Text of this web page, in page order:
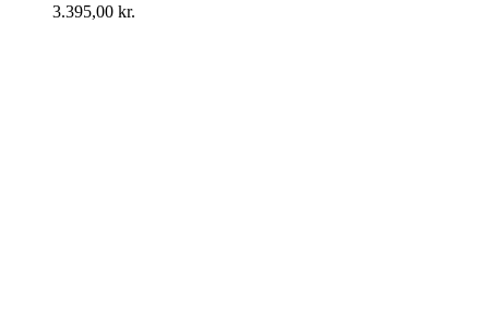
3.395,00 kr.